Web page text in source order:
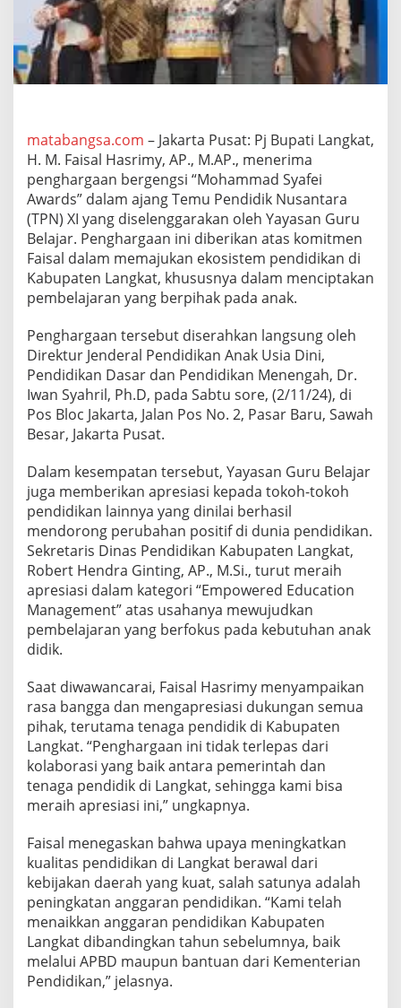
a
l
H
a
r
y
T
e
r
i
m
a
"
M
o
h
m
m
a
d
S
y
a
f
i
A
w
a
r
d
s
"
:
o
n
g
e
m
b
e
l
a
a
r
a
n
B
e
r
p
i
matabangsa.com – Jakarta Pusat: Pj Bupati Langkat,
H. M. Faisal Hasrimy, AP., M.AP., menerima
penghargaan bergengsi “Mohammad Syafei
Awards” dalam ajang Temu Pendidik Nusantara
(TPN) XI yang diselenggarakan oleh Yayasan Guru
Belajar. Penghargaan ini diberikan atas komitmen
Faisal dalam memajukan ekosistem pendidikan di
Kabupaten Langkat, khususnya dalam menciptakan
pembelajaran yang berpihak pada anak.
Penghargaan tersebut diserahkan langsung oleh
Direktur Jenderal Pendidikan Anak Usia Dini,
Pendidikan Dasar dan Pendidikan Menengah, Dr.
Iwan Syahril, Ph.D, pada Sabtu sore, (2/11/24), di
Pos Bloc Jakarta, Jalan Pos No. 2, Pasar Baru, Sawah
Besar, Jakarta Pusat.
Dalam kesempatan tersebut, Yayasan Guru Belajar
juga memberikan apresiasi kepada tokoh-tokoh
pendidikan lainnya yang dinilai berhasil
mendorong perubahan positif di dunia pendidikan.
Sekretaris Dinas Pendidikan Kabupaten Langkat,
Robert Hendra Ginting, AP., M.Si., turut meraih
apresiasi dalam kategori “Empowered Education
Management” atas usahanya mewujudkan
pembelajaran yang berfokus pada kebutuhan anak
didik.
Saat diwawancarai, Faisal Hasrimy menyampaikan
rasa bangga dan mengapresiasi dukungan semua
pihak, terutama tenaga pendidik di Kabupaten
Langkat. “Penghargaan ini tidak terlepas dari
kolaborasi yang baik antara pemerintah dan
tenaga pendidik di Langkat, sehingga kami bisa
meraih apresiasi ini,” ungkapnya.
Faisal menegaskan bahwa upaya meningkatkan
kualitas pendidikan di Langkat berawal dari
kebijakan daerah yang kuat, salah satunya adalah
peningkatan anggaran pendidikan. “Kami telah
menaikkan anggaran pendidikan Kabupaten
Langkat dibandingkan tahun sebelumnya, baik
melalui APBD maupun bantuan dari Kementerian
Pendidikan,” jelasnya.